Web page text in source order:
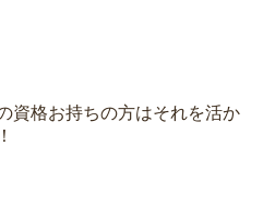
資格お持ちの方はそれを活か